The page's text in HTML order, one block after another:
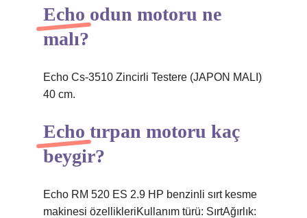
Echo odun motoru ne
malı?
Echo Cs-3510 Zincirli Testere (JAPON MALI)
40 cm.
Echo tırpan motoru kaç
beygir?
Echo RM 520 ES 2.9 HP benzinli sırt kesme
makinesi özellikleriKullanım türü: SırtAğırlık: